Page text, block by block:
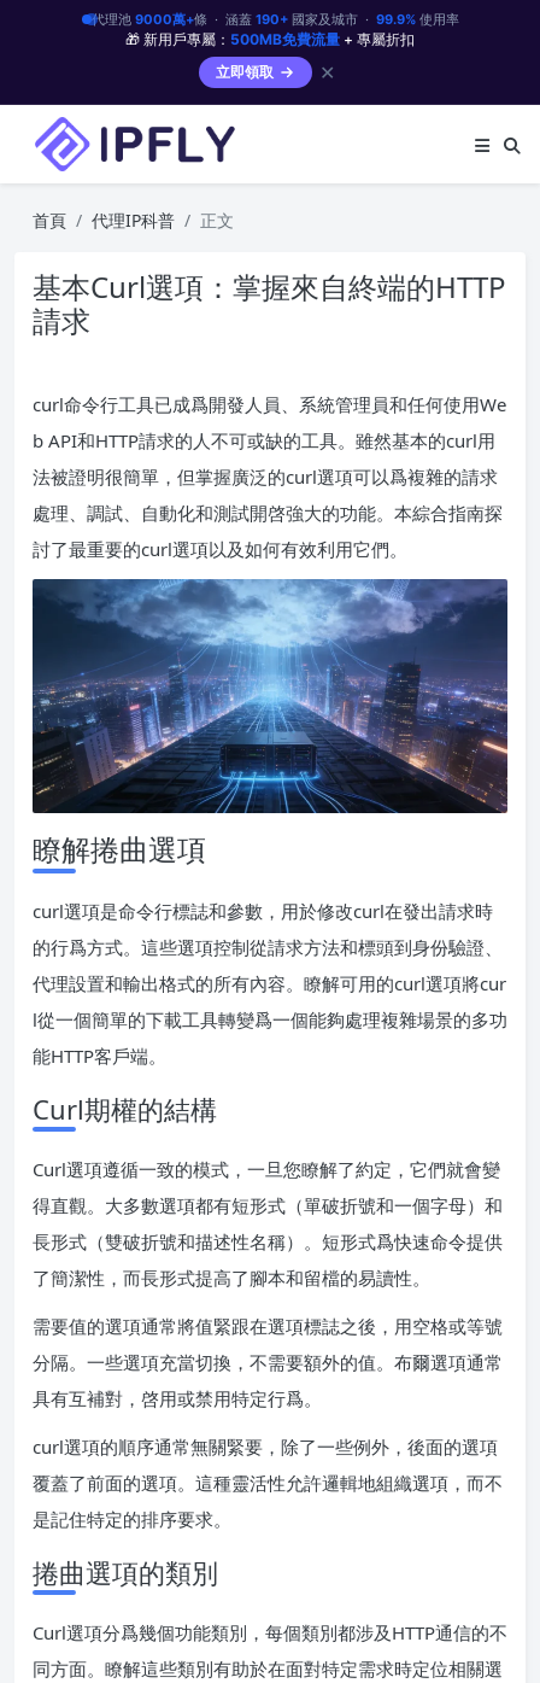
代理池 9000萬+條 · 涵蓋 190+國家及城市 · 99.9%使用率
🎁 新用戶專屬： 500MB免費流量 + 專屬折扣
立即領取
✕
首頁 代理IP科普 正文
基本Curl選項：掌握來自終端的HTTP
請求
curl命令行工具已成爲開發人員、系統管理員和任何使用We
b API和HTTP請求的人不可或缺的工具。雖然基本的curl用
法被證明很簡單，但掌握廣泛的curl選項可以爲複雜的請求
處理、調試、自動化和測試開啓強大的功能。本綜合指南探
討了最重要的curl選項以及如何有效利用它們。
瞭解捲曲選項
curl選項是命令行標誌和參數，用於修改curl在發出請求時
的行爲方式。這些選項控制從請求方法和標頭到身份驗證、
代理設置和輸出格式的所有內容。瞭解可用的curl選項將cur
l從一個簡單的下載工具轉變爲一個能夠處理複雜場景的多功
能HTTP客戶端。
Curl期權的結構
Curl選項遵循一致的模式，一旦您瞭解了約定，它們就會變
得直觀。大多數選項都有短形式（單破折號和一個字母）和
長形式（雙破折號和描述性名稱）。短形式爲快速命令提供
了簡潔性，而長形式提高了腳本和留檔的易讀性。
需要值的選項通常將值緊跟在選項標誌之後，用空格或等號
分隔。一些選項充當切換，不需要額外的值。布爾選項通常
具有互補對，啓用或禁用特定行爲。
curl選項的順序通常無關緊要，除了一些例外，後面的選項
覆蓋了前面的選項。這種靈活性允許邏輯地組織選項，而不
是記住特定的排序要求。
捲曲選項的類別
Curl選項分爲幾個功能類別，每個類別都涉及HTTP通信的不
同方面。瞭解這些類別有助於在面對特定需求時定位相關選